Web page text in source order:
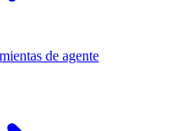
de agente